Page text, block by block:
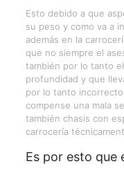
Esto debido a que
su peso y como va a
además en la
que no siempre el
también por lo tanto
profundidad y que
por lo tanto
compense una mala
también chasis con
carrocería
Es por esto que